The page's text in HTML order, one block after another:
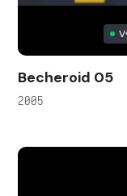
Becheroid 05
2005